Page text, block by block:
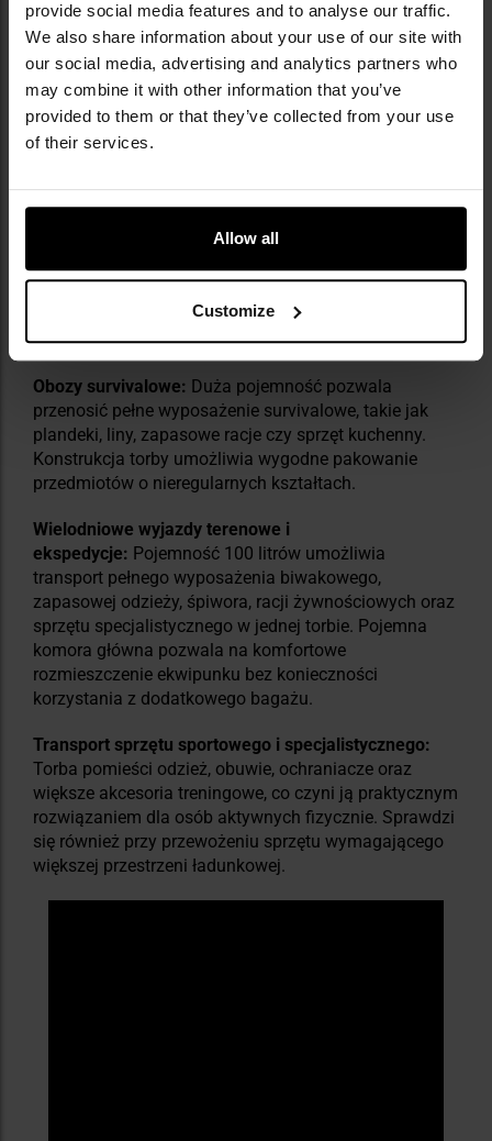
provide social media features and to analyse our traffic.
We also share information about your use of our site with
our social media, advertising and analytics partners who
may combine it with other information that you’ve
provided to them or that they’ve collected from your use
of their services.
Allow all
Customize
odpinany i regulowany paś nośny
linka shock cord na dodatkowe wyposażenie
uchwyty do przenoszenia w ręku
dno z antypoślizgowymi panelami
PRZYKŁADOWE ZASTOSOWANIA I
AKTYWNOŚCI
Obozy survivalowe: Duża pojemność pozwala
przenosić pełne wyposażenie survivalowe, takie jak
plandeki, liny, zapasowe racje czy sprzęt kuchenny.
Konstrukcja torby umożliwia wygodne pakowanie
przedmiotów o nieregularnych kształtach.
Wielodniowe wyjazdy terenowe i
ekspedycje: Pojemność 100 litrów umożliwia
transport pełnego wyposażenia biwakowego,
zapasowej odzieży, śpiwora, racji żywnościowych oraz
sprzętu specjalistycznego w jednej torbie. Pojemna
komora główna pozwala na komfortowe
rozmieszczenie ekwipunku bez konieczności
korzystania z dodatkowego bagażu.
Transport sprzętu sportowego i specjalistycznego:
Torba pomieści odzież, obuwie, ochraniacze oraz
większe akcesoria treningowe, co czyni ją praktycznym
rozwiązaniem dla osób aktywnych fizycznie. Sprawdzi
się również przy przewożeniu sprzętu wymagającego
większej przestrzeni ładunkowej.